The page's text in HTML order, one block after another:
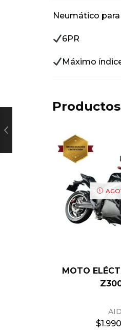
Neumático
6PR
Máximo
MOTO
$